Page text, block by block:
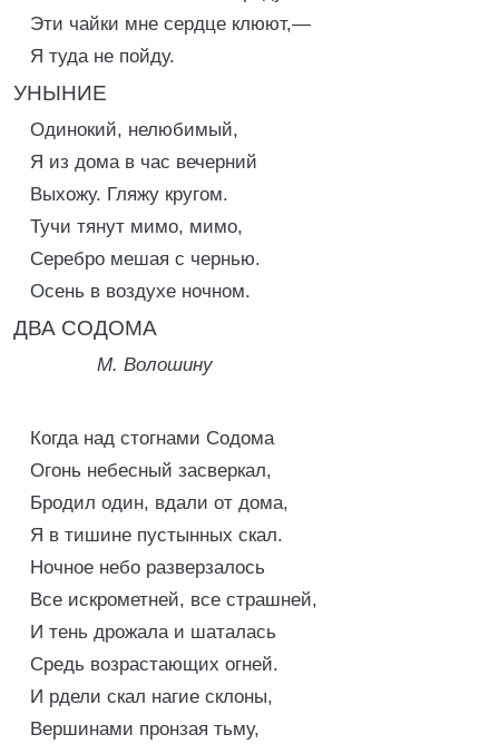
Эти чайки мне сердце клюют,—
Я туда не пойду.
УНЫНИЕ
Одинокий, нелюбимый,
Я из дома в час вечерний
Выхожу. Гляжу кругом.
Тучи тянут мимо, мимо,
Серебро мешая с чернью.
Осень в воздухе ночном.
ДВА СОДОМА
М. Волошину
Когда над стогнами Содома
Огонь небесный засверкал,
Бродил один, вдали от дома,
Я в тишине пустынных скал.
Ночное небо разверзалось
Все искрометней, все страшней,
И тень дрожала и шаталась
Средь возрастающих огней.
И рдели скал нагие склоны,
Вершинами пронзая тьму,